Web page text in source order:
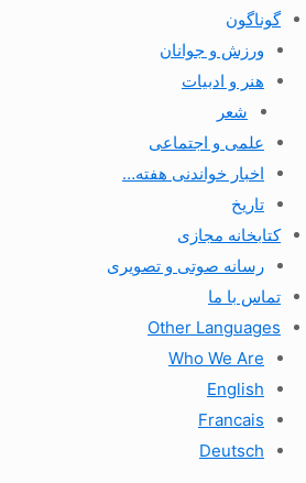
گوناگون
ورزش و جوانان
هنر و ادبیات
شعر
علمی و اجتماعی
اخبار خواندنی هفته…
تاریخ
کتابخانه مجازی
رسانه صوتی و تصویری
تماس با ما
Other Languages
Who We Are
English
Francais
Deutsch